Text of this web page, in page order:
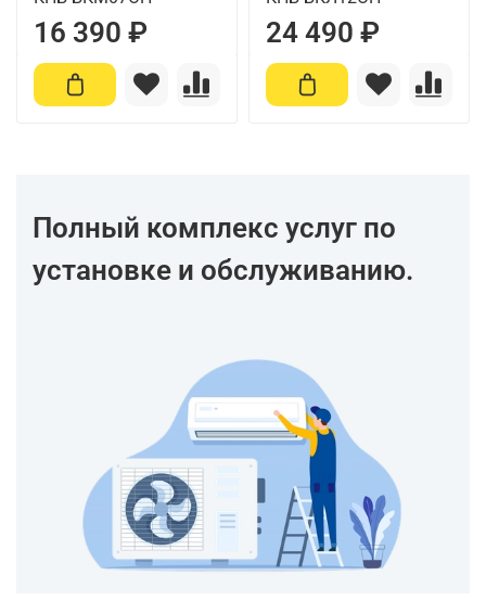
16 390 ₽ 24 490 ₽
Полный комплекс услуг по
установке и обслуживанию.